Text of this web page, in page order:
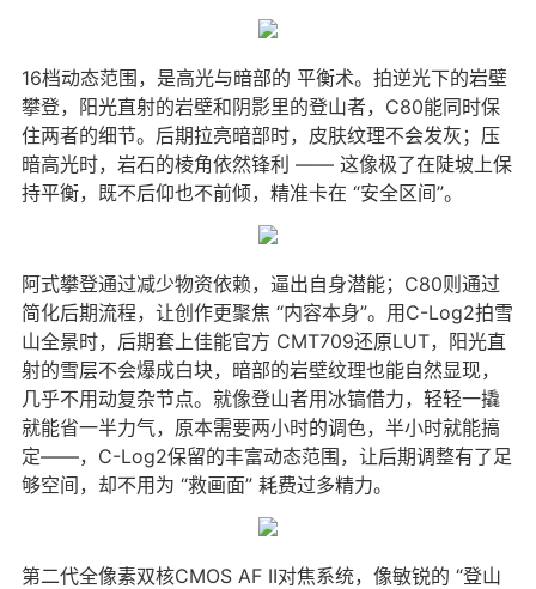
16档动态范围，是高光与暗部的 平衡术。拍逆光下的岩壁
攀登，阳光直射的岩壁和阴影里的登山者，C80能同时保
住两者的细节。后期拉亮暗部时，皮肤纹理不会发灰；压
暗高光时，岩石的棱角依然锋利 —— 这像极了在陡坡上保
持平衡，既不后仰也不前倾，精准卡在 “安全区间”。
阿式攀登通过减少物资依赖，逼出自身潜能；C80则通过
简化后期流程，让创作更聚焦 “内容本身”。用C-Log2拍雪
山全景时，后期套上佳能官方 CMT709还原LUT，阳光直
射的雪层不会爆成白块，暗部的岩壁纹理也能自然显现，
几乎不用动复杂节点。就像登山者用冰镐借力，轻轻一撬
就能省一半力气，原本需要两小时的调色，半小时就能搞
定——，C-Log2保留的丰富动态范围，让后期调整有了足
够空间，却不用为 “救画面” 耗费过多精力。
第二代全像素双核CMOS AF II对焦系统，像敏锐的 “登山